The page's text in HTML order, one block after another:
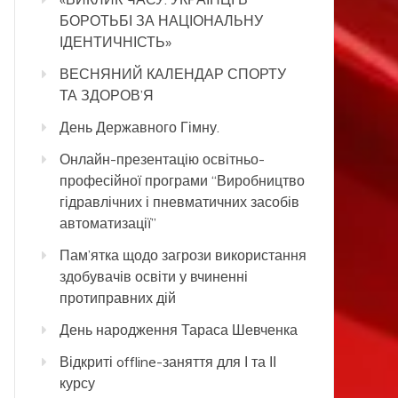
БОРОТЬБІ ЗА НАЦІОНАЛЬНУ
ІДЕНТИЧНІСТЬ»
ВЕСНЯНИЙ КАЛЕНДАР СПОРТУ
ТА ЗДОРОВ’Я
День Державного Гімну.
Онлайн-презентацію освітньо-
професійної програми “Виробництво
гідравлічних і пневматичних засобів
автоматизації”
Пам’ятка щодо загрози використання
здобувачів освіти у вчиненні
протиправних дій
День народження Тараса Шевченка
Відкриті offline-заняття для І та ІІ
курсу